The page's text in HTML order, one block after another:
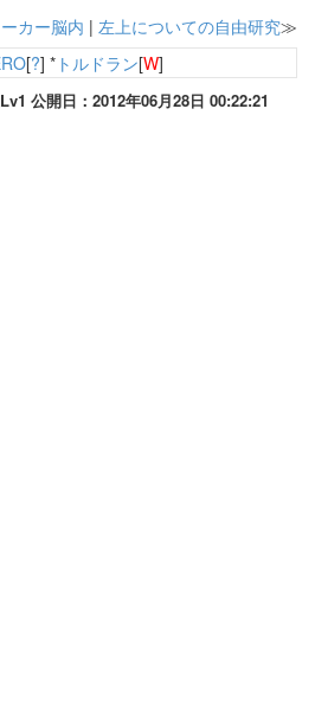
カー脳内 | 左上についての自由研究≫
[?] * トルドラン[W]
公開日：2012年06月28日 00:22:21